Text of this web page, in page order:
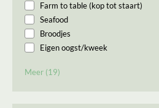
Meer (19)
Farm to table (kop tot staart)
Seafood
Broodjes
Eigen oogst/kweek
Sandwich